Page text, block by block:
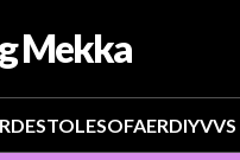
Mekka
STOLESOFAERDIYVVS